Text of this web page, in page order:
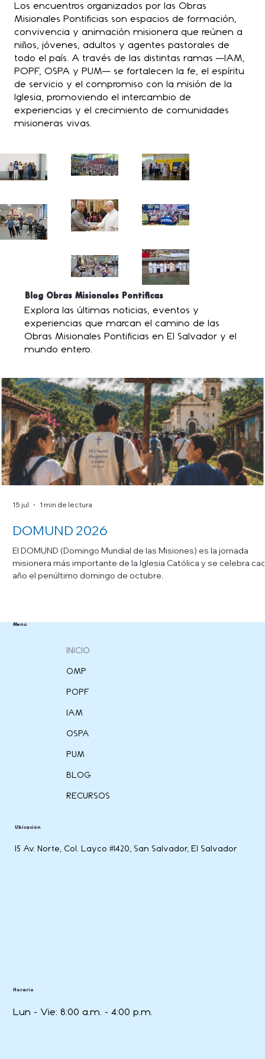
Los encuentros organizados por las Obras
Misionales Pontificias son espacios de formación,
convivencia y animación misionera que reúnen a
niños, jóvenes, adultos y agentes pastorales de
todo el país. A través de las distintas ramas —IAM,
POPF, OSPA y PUM— se fortalecen la fe, el espíritu
de servicio y el compromiso con la misión de la
Iglesia, promoviendo el intercambio de
experiencias y el crecimiento de comunidades
misioneras vivas.
Blog Obras Misionales Pontificas
Explora las últimas noticias, eventos y
experiencias que marcan el camino de las
Obras Misionales Pontificias en El Salvador y el
mundo entero.
DOMUND 2026
El DOMUND (Domingo Mundial de las Misiones) es la jornada
misionera más importante de la Iglesia Católica y se celebra
año el penúltimo domingo de octubre.
15 jul 1 min de lectura
Menú
INICIO
OMP
POPF
IAM
OSPA
PUM
BLOG
RECURSOS
Horario
Lun - Vie: 8:00 a.m. - 4:00 p.m.
Ubicación
15 Av. Norte, Col. Layco #1420, San Salvador, El Salvador